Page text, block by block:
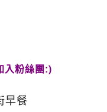
入粉絲團:)